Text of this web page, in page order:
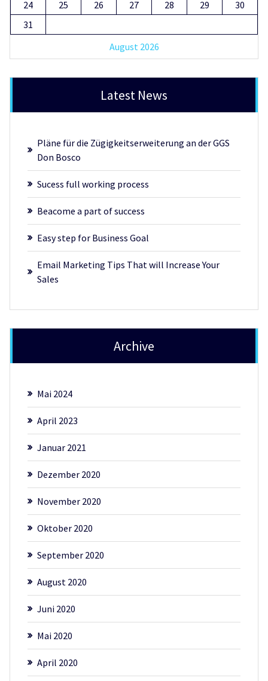
August 2026
24 25 26 27 28 29
30
31
Latest News
Pläne für die Zügigkeitserweiterung an der GGS
Don Bosco
Sucess full working process
Beacome a part of success
Easy step for Business Goal
Email Marketing Tips That will Increase Your
Sales
Archive
Mai 2024
April 2023
Januar 2021
Dezember 2020
November 2020
Oktober 2020
September 2020
August 2020
Juni 2020
Mai 2020
April 2020